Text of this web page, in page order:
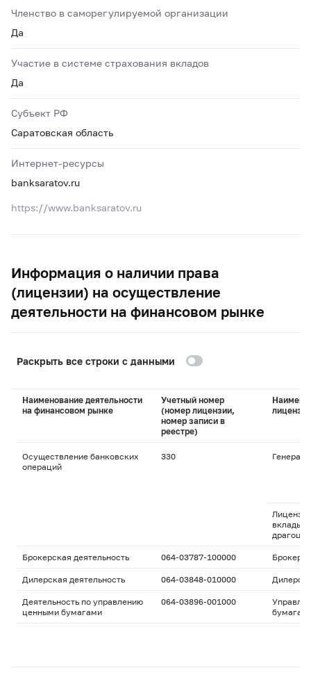
Членство в саморегулируемой организации
Да
Участие в системе страхования вкладов
Да
Субъект РФ
Саратовская область
Интернет-ресурсы
banksaratov.ru
https://www.banksaratov.ru
Информация о наличии права
(лицензии) на осуществление
деятельности на финансовом рынке
Раскрыть все строки с данными
Наименование деятельности
на финансовом рынке
Учетный номер
(номер лицензии,
номер записи в
реестре)
лицензии
Осуществление банковских
операций
330
вклады
Брокерская деятельность 064-03787-100000
Дилерская деятельность 064-03848-010000
Деятельность по управлению
ценными бумагами
064-03896-001000